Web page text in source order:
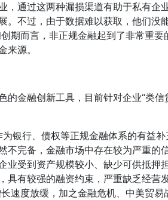
，通过这两种漏损渠道有助于私有企
。不过，由于数据难以获取，他们没
期而言，非正规金融起到了非常重要
源。
金融创新工具，目前针对企业“类信
银行、债权等正规金融体系的有益
不完备，金融市场中存在较为严重的
业受到资产规模较小、缺少可供抵押
具有较强的融资约束，严重缺乏经营
速度放缓，加之金融危机、中美贸易